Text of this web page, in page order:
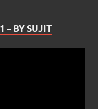
– BY SUJIT